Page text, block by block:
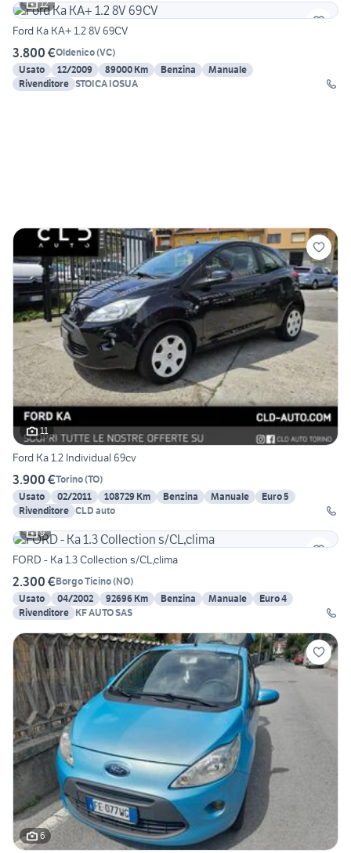
12
Ford Ka KA+ 1.2 8V 69CV
3.800 €Oldenico(VC)
Usato
12/2009 89000 Km Benzina
Manuale
Rivenditore STOICA IOSUA
11
Ford Ka 1.2 Individual 69cv
3.900 €Torino(TO)
Usato
02/2011 108729 Km Benzina Manuale
Euro 5
Rivenditore CLD auto
9
FORD - Ka 1.3 Collection s/CL,clima
2.300 €Borgo Ticino(NO)
Usato
04/2002 92696 Km Benzina Manuale
Euro 4
Rivenditore KF AUTO SAS
6